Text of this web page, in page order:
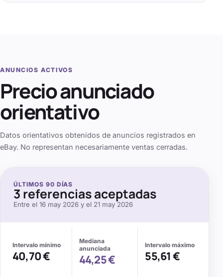
ANUNCIOS ACTIVOS
Precio anunciado
orientativo
Datos orientativos obtenidos de anuncios registrados en
eBay. No representan necesariamente ventas cerradas.
ÚLTIMOS 90 DÍAS
3 referencias aceptadas
Entre el 16 may 2026 y el 21 may 2026
Intervalo mínimo
40,70 €
Mediana
anunciada
44,25 €
Intervalo máximo
55,61 €